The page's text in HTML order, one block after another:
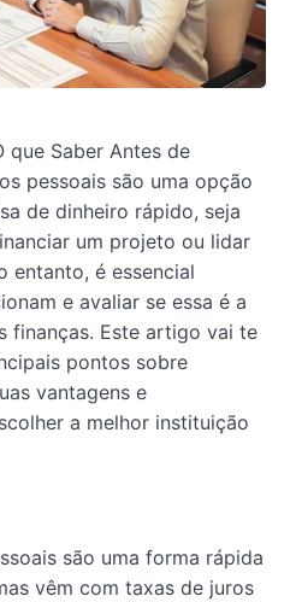
que Saber Antes de
pessoais são uma opção
de dinheiro rápido, seja
um projeto ou lidar
entanto, é essencial
e avaliar se essa é a
finanças. Este artigo vai te
pontos sobre
vantagens e
a melhor instituição
são uma forma rápida
vêm com taxas de juros